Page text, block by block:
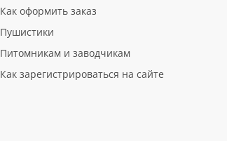
Как оформить заказ
Пушистики
Питомникам и заводчикам
Как зарегистрироваться на сайте